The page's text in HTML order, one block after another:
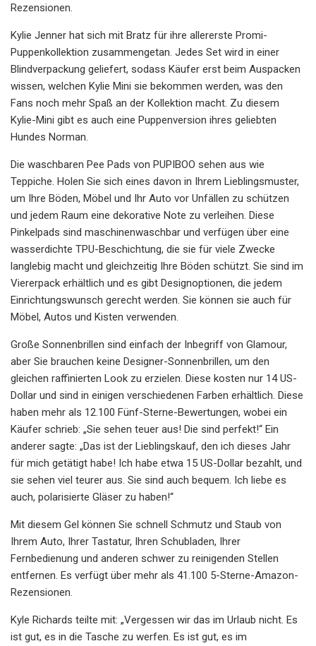
Rezensionen.
Kylie Jenner hat sich mit Bratz für ihre allererste Promi-
Puppenkollektion zusammengetan. Jedes Set wird in einer
Blindverpackung geliefert, sodass Käufer erst beim Auspacken
wissen, welchen Kylie Mini sie bekommen werden, was den
Fans noch mehr Spaß an der Kollektion macht. Zu diesem
Kylie-Mini gibt es auch eine Puppenversion ihres geliebten
Hundes Norman.
Die waschbaren Pee Pads von PUPIBOO sehen aus wie
Teppiche. Holen Sie sich eines davon in Ihrem Lieblingsmuster,
um Ihre Böden, Möbel und Ihr Auto vor Unfällen zu schützen
und jedem Raum eine dekorative Note zu verleihen. Diese
Pinkelpads sind maschinenwaschbar und verfügen über eine
wasserdichte TPU-Beschichtung, die sie für viele Zwecke
langlebig macht und gleichzeitig Ihre Böden schützt. Sie sind im
Viererpack erhältlich und es gibt Designoptionen, die jedem
Einrichtungswunsch gerecht werden. Sie können sie auch für
Möbel, Autos und Kisten verwenden.
Große Sonnenbrillen sind einfach der Inbegriff von Glamour,
aber Sie brauchen keine Designer-Sonnenbrillen, um den
gleichen raffinierten Look zu erzielen. Diese kosten nur 14 US-
Dollar und sind in einigen verschiedenen Farben erhältlich. Diese
haben mehr als 12.100 Fünf-Sterne-Bewertungen, wobei ein
Käufer schrieb: „Sie sehen teuer aus! Die sind perfekt!“ Ein
anderer sagte: „Das ist der Lieblingskauf, den ich dieses Jahr
für mich getätigt habe! Ich habe etwa 15 US-Dollar bezahlt, und
sie sehen viel teurer aus. Sie sind auch bequem. Ich liebe es
auch, polarisierte Gläser zu haben!“
Mit diesem Gel können Sie schnell Schmutz und Staub von
Ihrem Auto, Ihrer Tastatur, Ihren Schubladen, Ihrer
Fernbedienung und anderen schwer zu reinigenden Stellen
entfernen. Es verfügt über mehr als 41.100 5-Sterne-Amazon-
Rezensionen.
Kyle Richards teilte mit: „Vergessen wir das im Urlaub nicht. Es
ist gut, es in die Tasche zu werfen. Es ist gut, es im